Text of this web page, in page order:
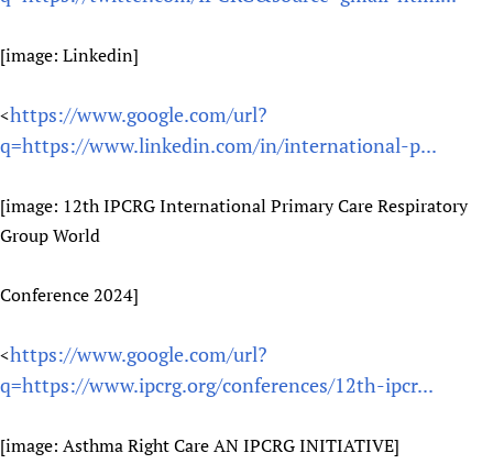
[image: Linkedin]
<https://www.google.com/url?
q=https://www.linkedin.com/in/international-p...
[image: 12th IPCRG International Primary Care Respiratory
Group World
Conference 2024]
<https://www.google.com/url?
q=https://www.ipcrg.org/conferences/12th-ipcr...
[image: Asthma Right Care AN IPCRG INITIATIVE]